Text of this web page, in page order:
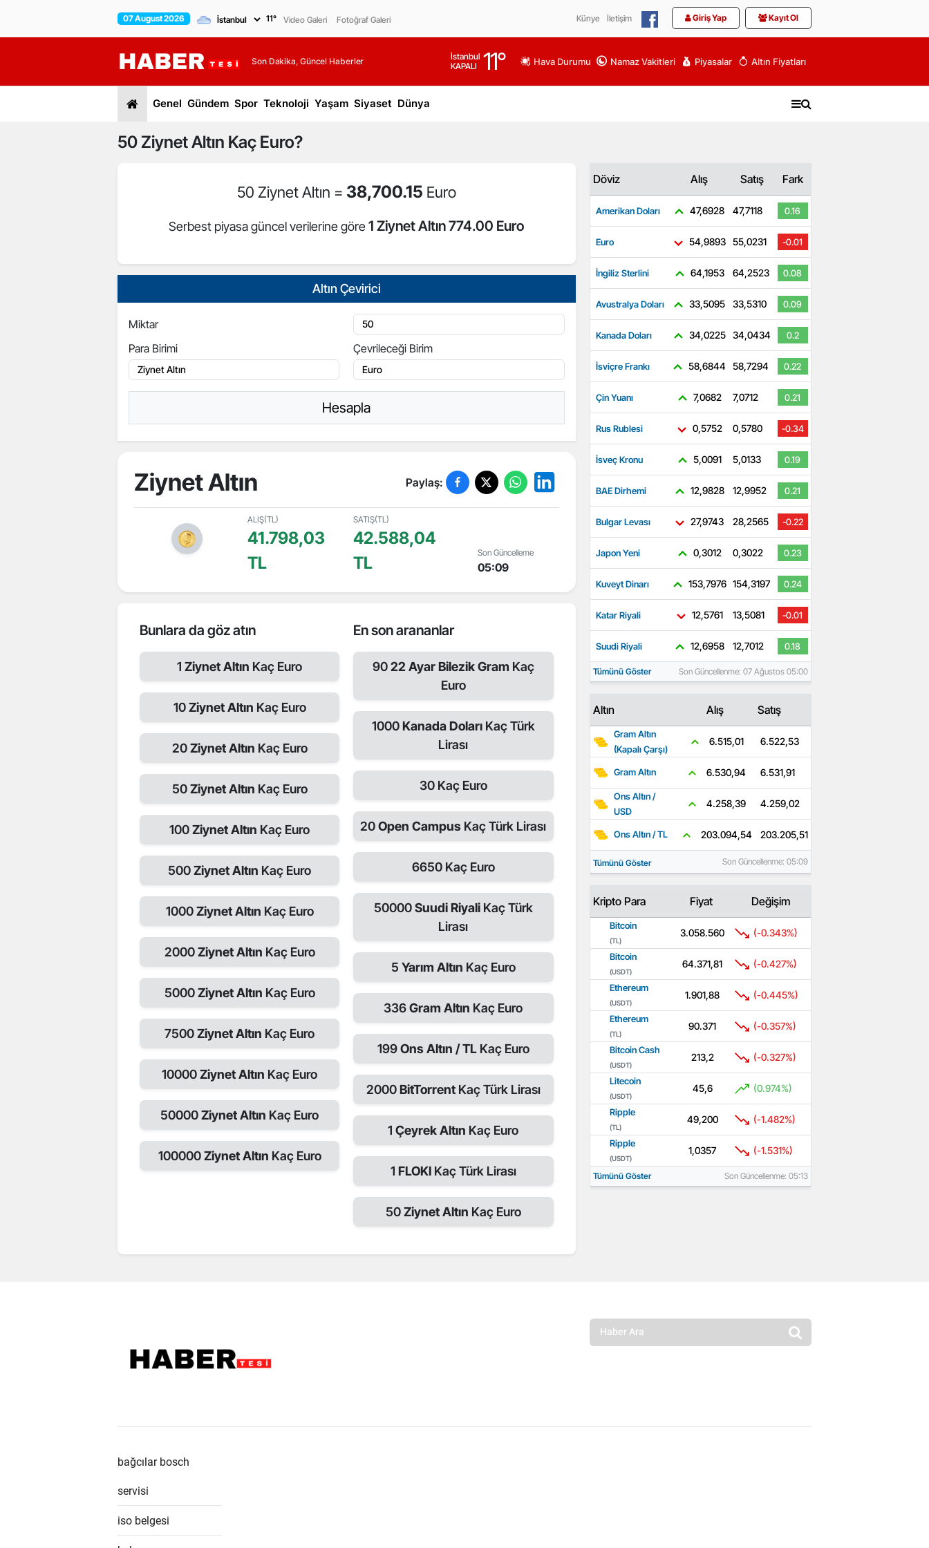
07 August 2026 11° Video Galeri Fotoğraf Galeri Künye İletişim Giriş Yap Kayıt Ol
Son Dakika, Güncel Haberler
İstanbul
KAPALI
11° Hava Durumu Namaz Vakitleri Piyasalar Altın Fiyatları
Genel Gündem Spor Teknoloji Yaşam Siyaset Dünya
50Ziynet Altın Kaç Euro?
50 Ziynet Altın = 38,700.15 Euro
Serbest piyasa güncel verilerine göre1 Ziynet Altın 774.00 Euro
Altın Çevirici
Miktar
Para Birimi
Çevrileceği Birim
Hesapla
Ziynet Altın Paylaş:
ALIŞ(TL)
41.798,03
TL
SATIŞ(TL)
42.588,04
TL
Son Güncelleme
05:09
Bunlara da göz atın
1Ziynet Altın Kaç Euro
10Ziynet Altın Kaç Euro
20Ziynet Altın Kaç Euro
50Ziynet Altın Kaç Euro
100Ziynet Altın Kaç Euro
500Ziynet Altın Kaç Euro
1000Ziynet Altın Kaç Euro
2000Ziynet Altın Kaç Euro
5000Ziynet Altın Kaç Euro
7500Ziynet Altın Kaç Euro
10000Ziynet Altın Kaç Euro
50000Ziynet Altın Kaç Euro
100000Ziynet Altın Kaç Euro
En son arananlar
9022 Ayar Bilezik Gram Kaç
Euro
1000Kanada DolarıKaç Türk
Lirası
30 Kaç Euro
20Open Campus Kaç Türk Lirası
6650 Kaç Euro
50000Suudi RiyaliKaç Türk
Lirası
5 Yarım Altın Kaç Euro
336Gram Altın Kaç Euro
199Ons Altın / TLKaç Euro
2000BitTorrent Kaç Türk Lirası
1Çeyrek Altın Kaç Euro
1 FLOKI Kaç Türk Lirası
50Ziynet Altın Kaç Euro
Döviz Alış Satış Fark
Amerikan Doları 47,6928 47,7118 0.16
Euro 54,9893 55,0231 -0.01
İngiliz Sterlini 64,1953 64,2523 0.08
Avustralya Doları 33,5095 33,5310 0.09
Kanada Doları 34,0225 34,0434 0.2
İsviçre Frankı 58,6844 58,7294 0.22
Çin Yuanı 7,0682 7,0712 0.21
Rus Rublesi 0,5752 0,5780 -0.34
İsveç Kronu 5,0091 5,0133 0.19
BAE Dirhemi 12,9828 12,9952 0.21
Bulgar Levası 27,9743 28,2565 -0.22
Japon Yeni 0,3012 0,3022 0.23
Kuveyt Dinarı 153,7976 154,3197 0.24
Katar Riyali 12,5761 13,5081 -0.01
Suudi Riyali 12,6958 12,7012 0.18
Tümünü Göster Son Güncellenme: 07 Ağustos 05:00
Altın Alış Satış
Gram Altın
(Kapalı Çarşı)
6.515,01 6.522,53
Gram Altın 6.530,94 6.531,91
Ons Altın /
USD
4.258,39 4.259,02
Ons Altın / TL 203.094,54 203.205,51
Tümünü Göster Son Güncellenme: 05:09
Kripto Para Fiyat Değişim
Bitcoin
(TL)
3.058.560 (-0.343%)
Bitcoin
(USDT)
64.371,81 (-0.427%)
Ethereum
(USDT)
1.901,88 (-0.445%)
Ethereum
(TL)
90.371 (-0.357%)
Bitcoin Cash
(USDT)
213,2 (-0.327%)
Litecoin
(USDT)
45,6 (0.974%)
Ripple
(TL)
49,200 (-1.482%)
Ripple
(USDT)
1,0357 (-1.531%)
Tümünü Göster Son Güncellenme: 05:13
bağcılar bosch
servisi
iso belgesi